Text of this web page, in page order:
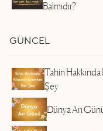
Balmıdır?
GÜNCEL
Tahin
Şey
Dünya Arı